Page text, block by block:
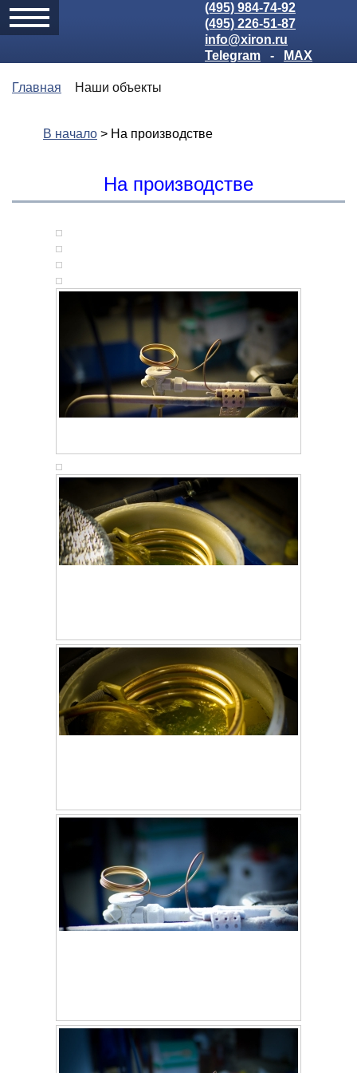
(495) 984-74-92
(495) 226-51-87
info@xiron.ru
Telegram
- MAX
Главная Наши объекты
В начало > На производстве
На производстве